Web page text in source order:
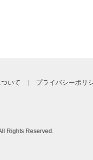
いて プライバシーポリ
Rights Reserved.